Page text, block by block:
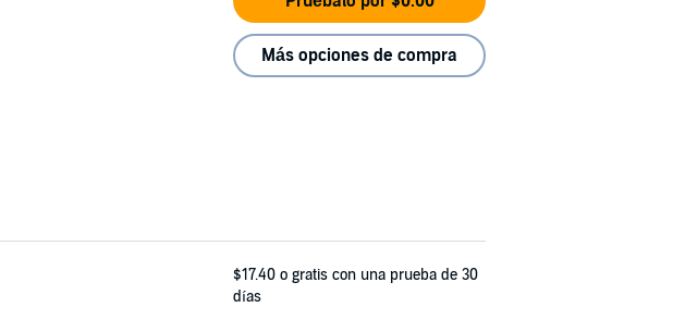
Más opciones de compra
$17.40 o gratis con una prueba de 30
días